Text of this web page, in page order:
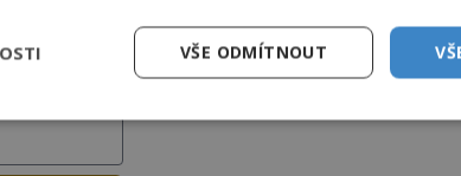
do následujícího okénka a kliknutím na
odešlete na číslo903 33 20.
VŠE ODMÍTNOUT